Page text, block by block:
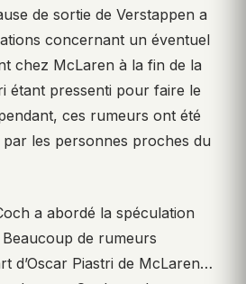
de sortie de Verstappen a
concernant un éventuel
chez McLaren à la fin de la
étant pressenti pour faire le
ces rumeurs ont été
les personnes proches du
a abordé la spéculation
de rumeurs
d’Oscar Piastri de McLaren…